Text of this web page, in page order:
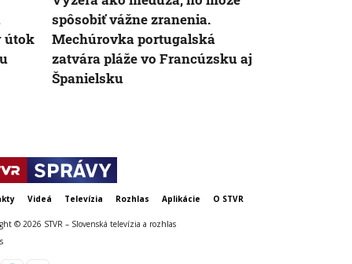
útok
spôsobiť vážne zranenia.
Mechúrovka portugalská
zatvára pláže vo Francúzsku aj
Španielsku
Videá Televízia Rozhlas Aplikácie O STVR
© 2026 STVR – Slovenská televízia a rozhlas